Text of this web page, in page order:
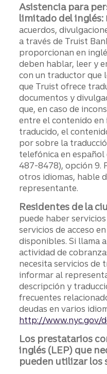
Asistencia para
limitado del inglés:
acuerdos,
a través de Truist
proporcionan en
deben hablar, leer y
con un traductor que
que Truist ofrece
documentos y
que, en caso de
entre el contenido en
traducido, el
por sobre la
telefónica en español
487-8478), opción 9.
otros idiomas, hable
representante.
Residentes de la
puede haber
servicios de acceso
disponibles. Si llama
actividad de
necesita servicios de
informar al
descripción y
frecuentes
deudas en varios
http://www.nyc.gov/
Los prestatarios
inglés (LEP) que
pueden utilizar los